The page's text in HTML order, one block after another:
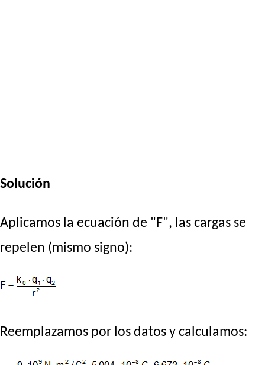
Solución
Aplicamos la ecuación de "F", las cargas se
repelen (mismo signo):
Reemplazamos por los datos y calculamos: